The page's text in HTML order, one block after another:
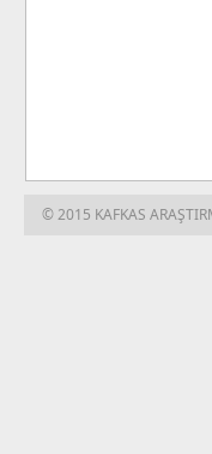
© 2015 KAFKAS